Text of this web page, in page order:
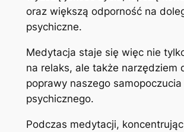
oraz większą odporność na
psychiczne.
Medytacja staje się więc nie
na relaks, ale także narzędziem
poprawy naszego samopoczucia
psychicznego.
Podczas medytacji,